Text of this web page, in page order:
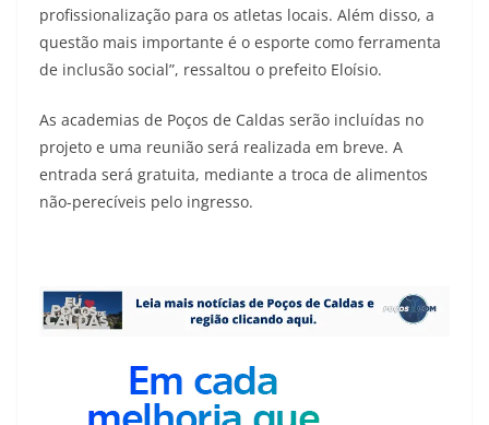
profissionalização para os atletas locais. Além disso, a
questão mais importante é o esporte como ferramenta
de inclusão social”, ressaltou o prefeito Eloísio.
As academias de Poços de Caldas serão incluídas no
projeto e uma reunião será realizada em breve. A
entrada será gratuita, mediante a troca de alimentos
não-perecíveis pelo ingresso.